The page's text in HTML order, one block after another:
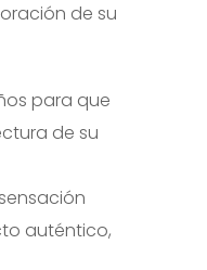
de su
para que
de su
auténtico,